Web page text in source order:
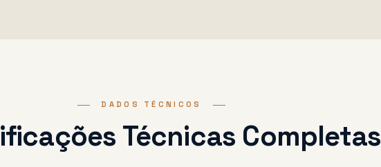
DADOS TÉCNICOS
Técnicas Completas